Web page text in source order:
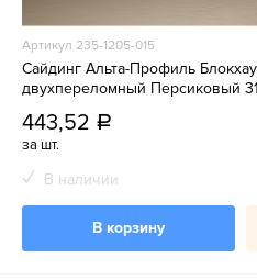
Артикул 235-1205-015
Сайдинг Альта-Профиль
двухпереломный Персиковый
443,52 a
за шт.
В наличии
В корзину